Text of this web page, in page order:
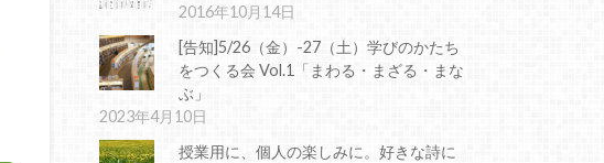
2016年10月14日
[告知]5/26（金）-27（土）学びのかたち
をつくる会 Vol.1「まわる・まざる・まな
ぶ」
2023年4月10日
授業用に、個人の楽しみに。好きな詩に